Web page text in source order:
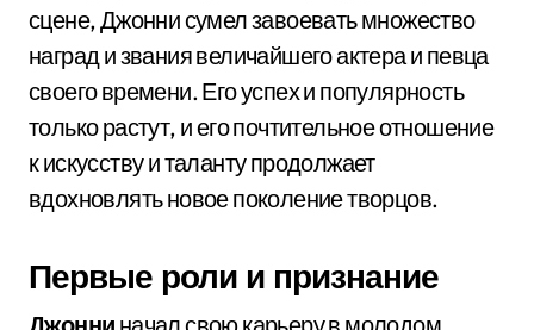
сцене, Джонни сумел завоевать множество
наград и звания величайшего актера и певца
своего времени. Его успех и популярность
только растут, и его почтительное отношение
к искусству и таланту продолжает
вдохновлять новое поколение творцов.
Первые роли и признание